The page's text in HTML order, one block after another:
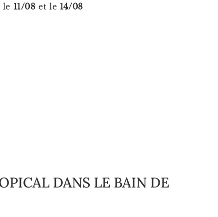
le 11/08 et le 14/08
DANS LE BAIN DE